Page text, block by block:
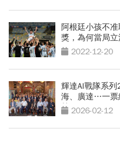
阿根廷小孩不
獎，為何當局
2022-12-20
輝達AI戰隊系列
海、廣達…一票
熱區2026-02-12